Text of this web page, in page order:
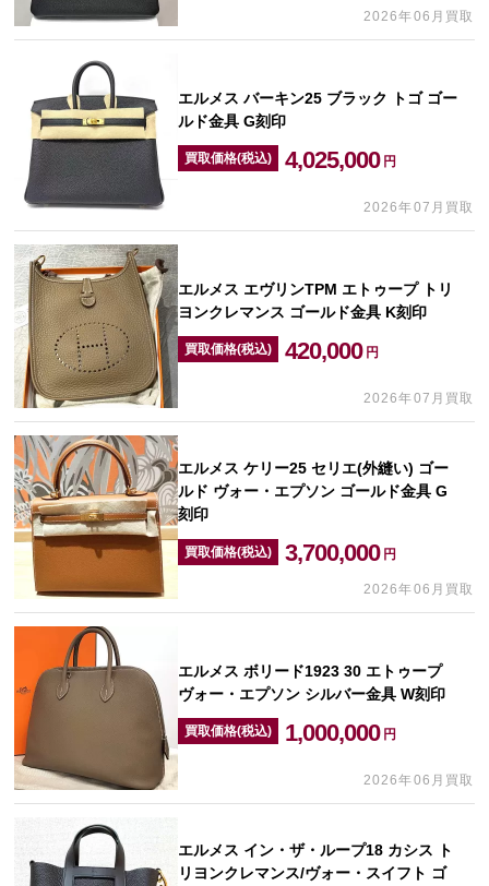
2026年06月買取
エルメス バーキン25 ブラック トゴ ゴー
ルド金具 G刻印
買取価格(税込) 4,025,000 円
2026年07月買取
エルメス エヴリンTPM エトゥープ トリ
ヨンクレマンス ゴールド金具 K刻印
買取価格(税込) 420,000 円
2026年07月買取
エルメス ケリー25 セリエ(外縫い) ゴー
ルド ヴォー・エプソン ゴールド金具 G
刻印
買取価格(税込) 3,700,000 円
2026年06月買取
エルメス ボリード1923 30 エトゥープ
ヴォー・エプソン シルバー金具 W刻印
買取価格(税込) 1,000,000 円
2026年06月買取
エルメス イン・ザ・ループ18 カシス ト
リヨンクレマンス/ヴォー・スイフト ゴ